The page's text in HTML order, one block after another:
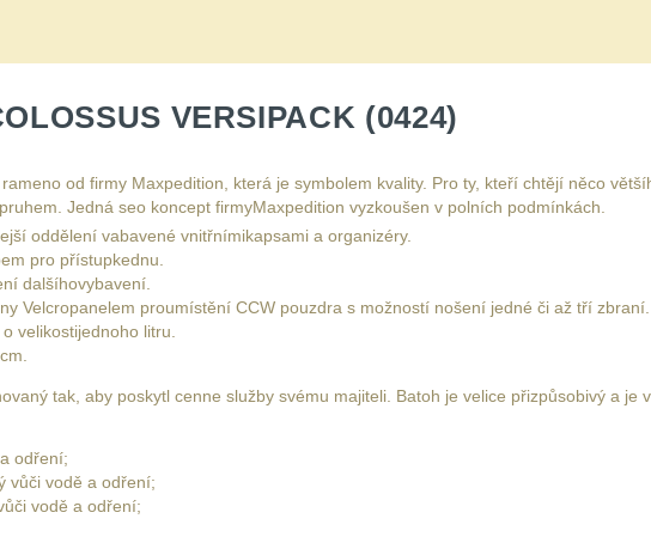
VERSIPACK (0424)
od firmy Maxpedition, která je symbolem kvality. Pro ty, kteří chtějí něco
Jedná seo koncept firmyMaxpedition vyzkoušen v polních podmínkách.
oddělení vabavené vnitřnímikapsami a organizéry.
pro přístupkednu.
dalšíhovybavení.
Velcropanelem proumístění CCW pouzdra s možností nošení jedné či až tří zbraní.
velikostijednoho litru.
tak, aby poskytl cenne služby svému majiteli. Batoh je velice přizpůsobivý a je
odření;
vůči vodě a odření;
vodě a odření;